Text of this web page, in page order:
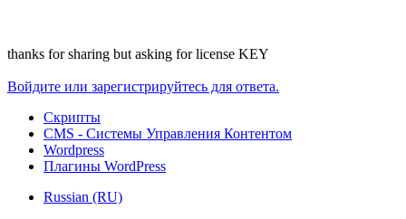
thanks for sharing but asking for license KEY
Войдите или зарегистрируйтесь для ответа.
Скрипты
CMS - Системы Управления Контентом
Wordpress
Плагины WordPress
Russian (RU)